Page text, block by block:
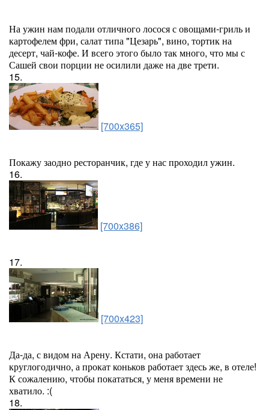
На ужин нам подали отличного лосося с овощами-гриль и
картофелем фри, салат типа "Цезарь", вино, тортик на
десерт, чай-кофе. И всего этого было так много, что мы с
Сашей свои порции не осилили даже на две трети.
15.
[700x365]
Покажу заодно ресторанчик, где у нас проходил ужин.
16.
[700x386]
17.
[700x423]
Да-да, с видом на Арену. Кстати, она работает
круглогодично, а прокат коньков работает здесь же, в отеле!
К сожалению, чтобы покататься, у меня времени не
хватило. :(
18.